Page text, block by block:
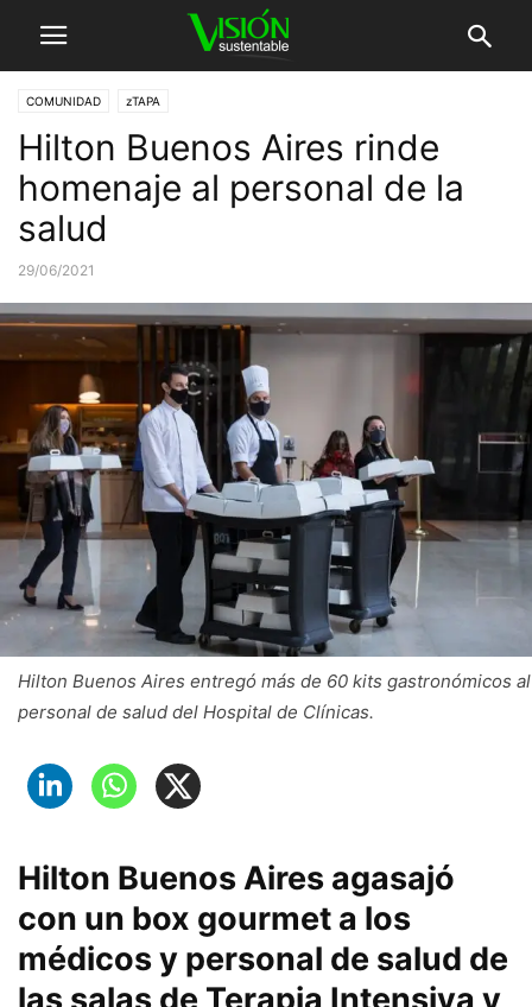
COMUNIDAD zTAPA
Hilton Buenos Aires rinde
homenaje al personal de la
salud
29/06/2021
Hilton Buenos Aires entregó más de 60 kits gastronómicos al
personal de salud del Hospital de Clínicas.
Hilton Buenos Aires agasajó
con un box gourmet a los
médicos y personal de salud de